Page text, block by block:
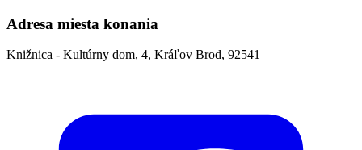
Adresa miesta konania
Knižnica - Kultúrny dom, 4, Kráľov Brod, 92541